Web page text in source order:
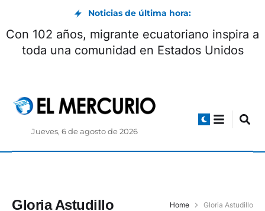
Noticias de última hora:
Con 102 años, migrante ecuatoriano inspira a
toda una comunidad en Estados Unidos
Jueves, 6 de agosto de 2026
Gloria Astudillo Home Gloria Astudillo